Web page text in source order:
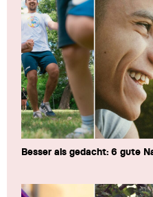
Besser als gedacht: 6 gute